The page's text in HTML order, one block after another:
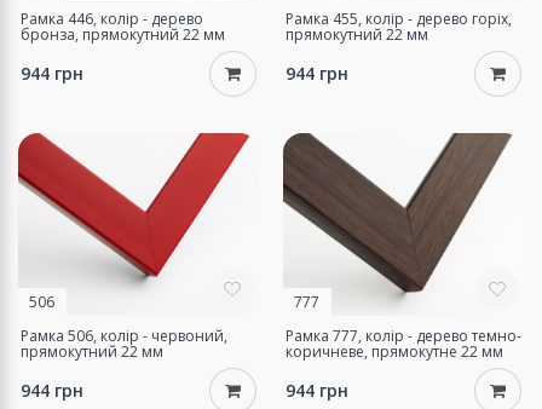
Рамка 446, колір - дерево
бронза, прямокутний 22 мм
944 грн
Рамка 455, колір - дерево горіх,
прямокутний 22 мм
944 грн
506
Рамка 506, колір - червоний,
прямокутний 22 мм
944 грн
777
Рамка 777, колір - дерево темно-
коричневе, прямокутне 22 мм
944 грн